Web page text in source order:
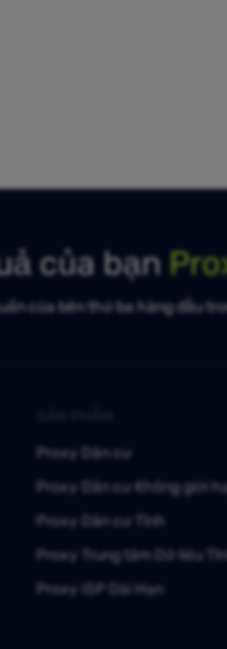
của bạn
của bên thứ ba hàng đầu
Proxy Dân cư
Proxy Dân cư Không giới
Proxy Dân cư Tĩnh
Proxy Trung tâm Dữ liệu
Proxy ISP Dài Hạn